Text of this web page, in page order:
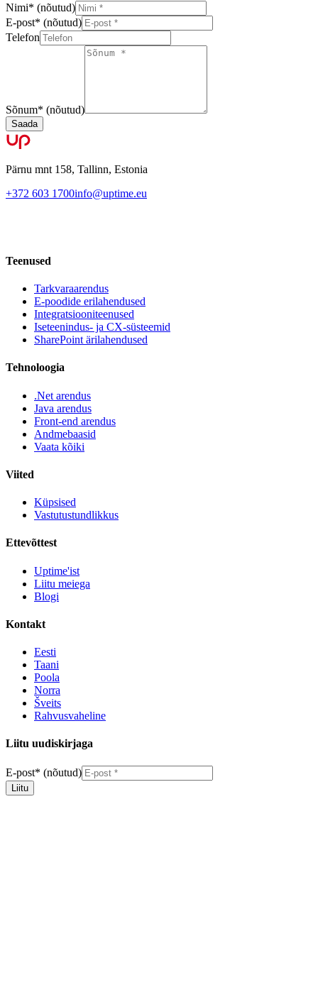
Nimi* (nõutud)
E-post* (nõutud)
Telefon
Sõnum* (nõutud)
Saada
Pärnu mnt 158, Tallinn, Estonia
+372 603 1700info@uptime.eu
Teenused
Tarkvaraarendus
E-poodide erilahendused
Integratsiooniteenused
Iseteenindus- ja CX-süsteemid
SharePoint ärilahendused
Tehnoloogia
.Net arendus
Java arendus
Front-end arendus
Andmebaasid
Vaata kõiki
Viited
Küpsised
Vastutustundlikkus
Ettevõttest
Uptime'ist
Liitu meiega
Blogi
Kontakt
Eesti
Taani
Poola
Norra
Šveits
Rahvusvaheline
Liitu uudiskirjaga
E-post* (nõutud)
Liitu